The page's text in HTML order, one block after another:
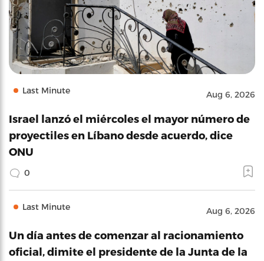
Last Minute Aug 6, 2026
Israel lanzó el miércoles el mayor número de
proyectiles en Líbano desde acuerdo, dice
ONU
0
Last Minute Aug 6, 2026
Un día antes de comenzar al racionamiento
oficial, dimite el presidente de la Junta de la